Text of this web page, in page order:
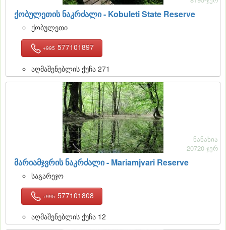
ქობულეთის ნაკრძალი - Kobuleti State Reserve
ქობულეთი
+995 577101897
აღმაშენებლის ქუჩა 271
მარიამჯვრის ნაკრძალი - Mariamjvari Reserve
ნანახია
20720-ჯერ
საგარეჯო
+995 577101808
აღმაშენებლის ქუჩა 12